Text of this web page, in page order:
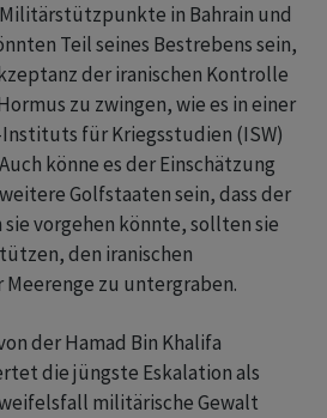
in Bahrain und
Teil seines Bestrebens sein,
der iranischen Kontrolle
zu zwingen, wie es in einer
Instituts für Kriegsstudien (ISW)
könne es der Einschätzung
Golfstaaten sein, dass der
vorgehen könnte, sollten sie
den iranischen
zu untergraben.
der Hamad Bin Khalifa
die jüngste Eskalation als
militärische Gewalt